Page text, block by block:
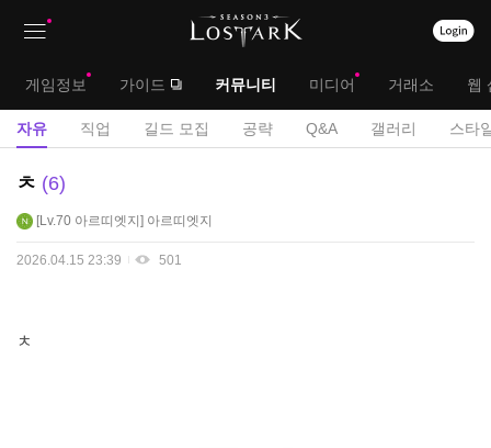
대
메
게임정보 가이드 커뮤니티 미디어 거래소 웹
서
자유 직업 길드 모집 공략 Q&A 갤러리 스타
자
게
ㅊ 6
Lv.70 아르띠엣지 아르띠엣지
2026.04.15 23:39 501
ㅊ